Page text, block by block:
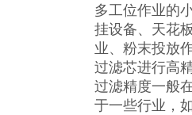
多工位作业的
挂设备、天花
业、粉末投放
过滤芯进行高
过滤精度一般
于一些行业，